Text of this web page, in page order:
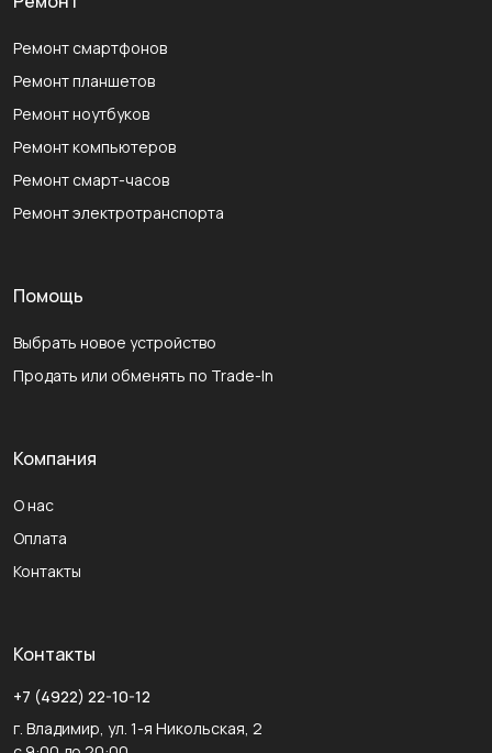
Ремонт смартфонов
Ремонт планшетов
Ремонт ноутбуков
Ремонт компьютеров
Ремонт смарт-часов
Ремонт электротранспорта
Помощь
Выбрать новое устройство
Продать или обменять по Trade-In
Компания
О нас
Оплата
Контакты
Контакты
+7 (4922) 22-10-12
г. Владимир, ул. 1-я Никольская, 2